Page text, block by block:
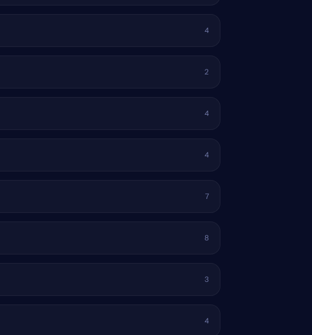
4
2
4
4
7
8
3
4